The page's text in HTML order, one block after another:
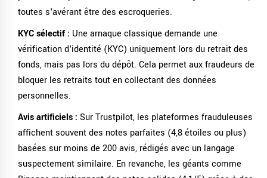
toutes s'avérant être des escroqueries.
KYC sélectif : Une arnaque classique demande une
vérification d'identité (KYC) uniquement lors du retrait des
fonds, mais pas lors du dépôt. Cela permet aux fraudeurs de
bloquer les retraits tout en collectant des données
personnelles.
Avis artificiels : Sur Trustpilot, les plateformes frauduleuses
affichent souvent des notes parfaites (4,8 étoiles ou plus)
basées sur moins de 200 avis, rédigés avec un langage
suspectement similaire. En revanche, les géants comme